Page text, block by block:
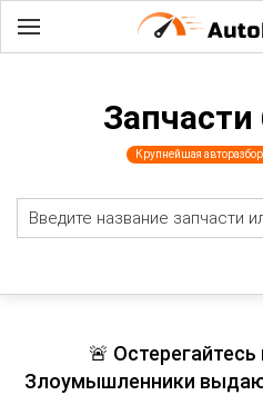
Запчасти
Крупнейшая
🚨
Злоумышленники